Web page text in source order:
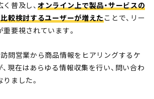
普及し、 オンライン上で製品・サービスの
較検討するユーザーが増えたことで、リー
要視されています。
問営業から商品情報をヒアリングするケ
現在はあらゆる情報収集を行い、問い合わ
ました。